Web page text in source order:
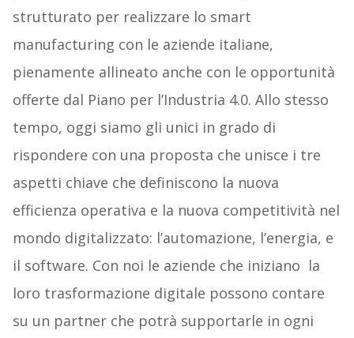
strutturato per realizzare lo smart
manufacturing con le aziende italiane,
pienamente allineato anche con le opportunità
offerte dal Piano per l’Industria 4.0. Allo stesso
tempo, oggi siamo gli unici in grado di
rispondere con una proposta che unisce i tre
aspetti chiave che definiscono la nuova
efficienza operativa e la nuova competitività nel
mondo digitalizzato: l’automazione, l’energia, e
il software. Con noi le aziende che iniziano la
loro trasformazione digitale possono contare
su un partner che potrà supportarle in ogni